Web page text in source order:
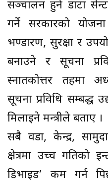
सञ्चालन हुने डाटा
गर्ने सरकारको
भण्डारण, सुरक्षा र
बनाउने र सूचना
स्नातकोत्तर तहमा
सूचना प्रविधि सम्बद्ध
मिलाइने मन्त्रीले बताए ।
सबै वडा, केन्द्र,
क्षेत्रमा उच्च गतिको
डिभाइड’ कम गर्न